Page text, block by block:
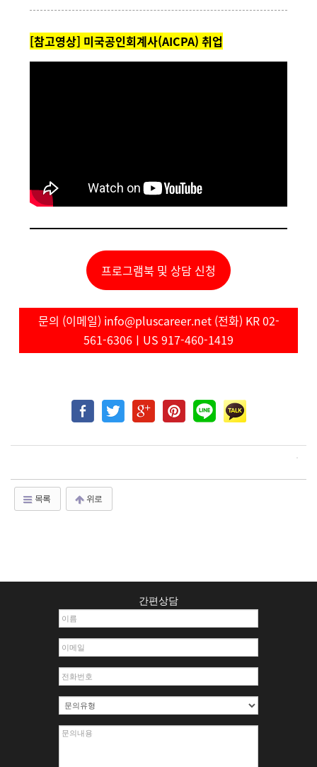
[참고영상] 미국공인회계사(AICPA) 취업
프로그램북 및 상담 신청
문의 (이메일) info@pluscareer.net (전화) KR 02-
561-6306ㅣUS 917-460-1419
목록 위로
간편상담